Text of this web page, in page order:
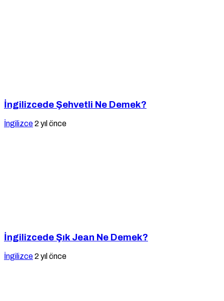
İngilizcede Şehvetli Ne Demek?
İngilizce2 yıl önce
İngilizcede Şık Jean Ne Demek?
İngilizce2 yıl önce